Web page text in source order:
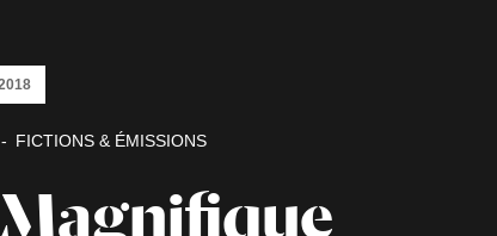
FICTIONS & ÉMISSIONS